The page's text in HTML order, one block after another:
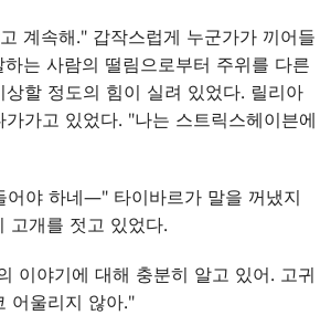
계속해." 갑작스럽게 누군가가 끼어들
는 사람의 떨림으로부터 주위를 다른
할 정도의 힘이 실려 있었다. 릴리아
가고 있었다. "나는 스트릭스헤이븐에
어야 하네—" 타이바르가 말을 꺼냈지
고개를 젓고 있었다.
이야기에 대해 충분히 알고 있어. 고귀
어울리지 않아."